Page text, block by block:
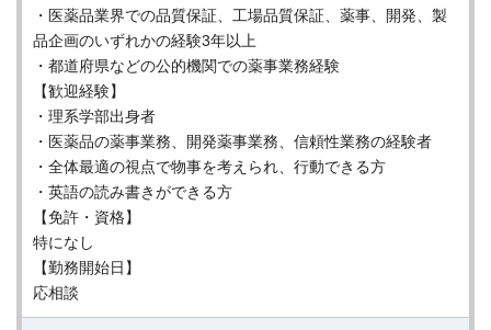
・医薬品業界での品質保証、工場品質保証、薬事、開発、製
品企画のいずれかの経験3年以上
・都道府県などの公的機関での薬事業務経験
【歓迎経験】
・理系学部出身者
・医薬品の薬事業務、開発薬事業務、信頼性業務の経験者
・全体最適の視点で物事を考えられ、行動できる方
・英語の読み書きができる方
【免許・資格】
特になし
【勤務開始日】
応相談